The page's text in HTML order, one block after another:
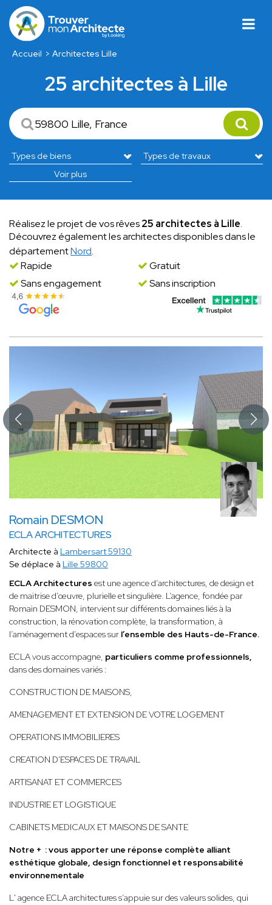
Accueil Architectes Lille
25 architectes à Lille
Voir plus
Réalisez le projet de vos rêves25 architectes à Lille.
Découvrez également les architectes disponibles dans le
départementNord.
Rapide
Gratuit
Sans engagement
Sans inscription
Romain DESMON
ECLA ARCHITECTURES
Architecte à Lambersart 59130
Se déplace à Lille 59800
ECLA Architectures est une agence d’architectures, de design et
de maitrise d’œuvre, plurielle et singulière. L’agence, fondée par
Romain DESMON, intervient sur différents domaines liés à la
construction, la rénovation complète, la transformation, à
l’aménagement d’espaces sur l’ensemble des Hauts-de-France.
ECLA vous accompagne, particuliers comme professionnels,
dans des domaines variés :
CONSTRUCTION DE MAISONS,
AMENAGEMENT ET EXTENSION DE VOTRE LOGEMENT
OPERATIONS IMMOBILIERES
CREATION D'ESPACES DE TRAVAIL
ARTISANAT ET COMMERCES
INDUSTRIE ET LOGISTIQUE
CABINETS MEDICAUX ET MAISONS DE SANTE
Notre + : vous apporter une réponse complète alliant
esthétique globale, design fonctionnel et responsabilité
environnementale
L' agence ECLA architectures s’appuie sur des valeurs solides, qui